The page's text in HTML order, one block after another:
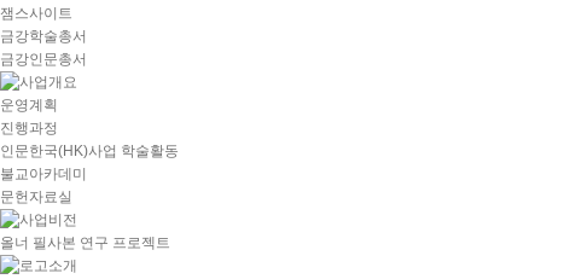
잼스사이트
금강학술총서
금강인문총서
운영계획
진행과정
인문한국(HK)사업 학술활동
불교아카데미
문헌자료실
올너 필사본 연구 프로젝트